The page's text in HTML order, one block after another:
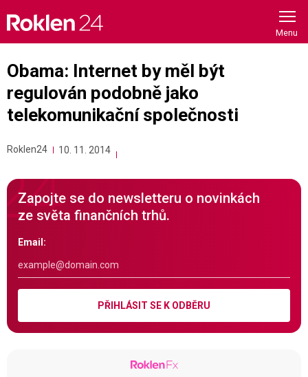
content
Obama: Internet by měl být
regulován podobně jako
telekomunikační společnosti
Roklen24 10. 11. 2014
Zapojte se do newsletteru o novinkách
ze světa finančních trhů.
Email:
PŘIHLÁSIT SE K ODBĚRU